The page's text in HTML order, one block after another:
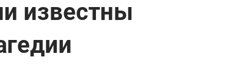
известны